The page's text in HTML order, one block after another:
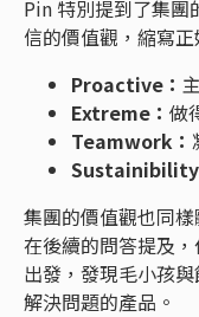
Pin 特別提到了集團
信的價值觀，縮寫正
Proactive：
Extreme： 做
Teamwork：
Sustainibility
集團的價值觀也同
在後續的問答提及
出發，發現毛小孩
解決問題的產品。